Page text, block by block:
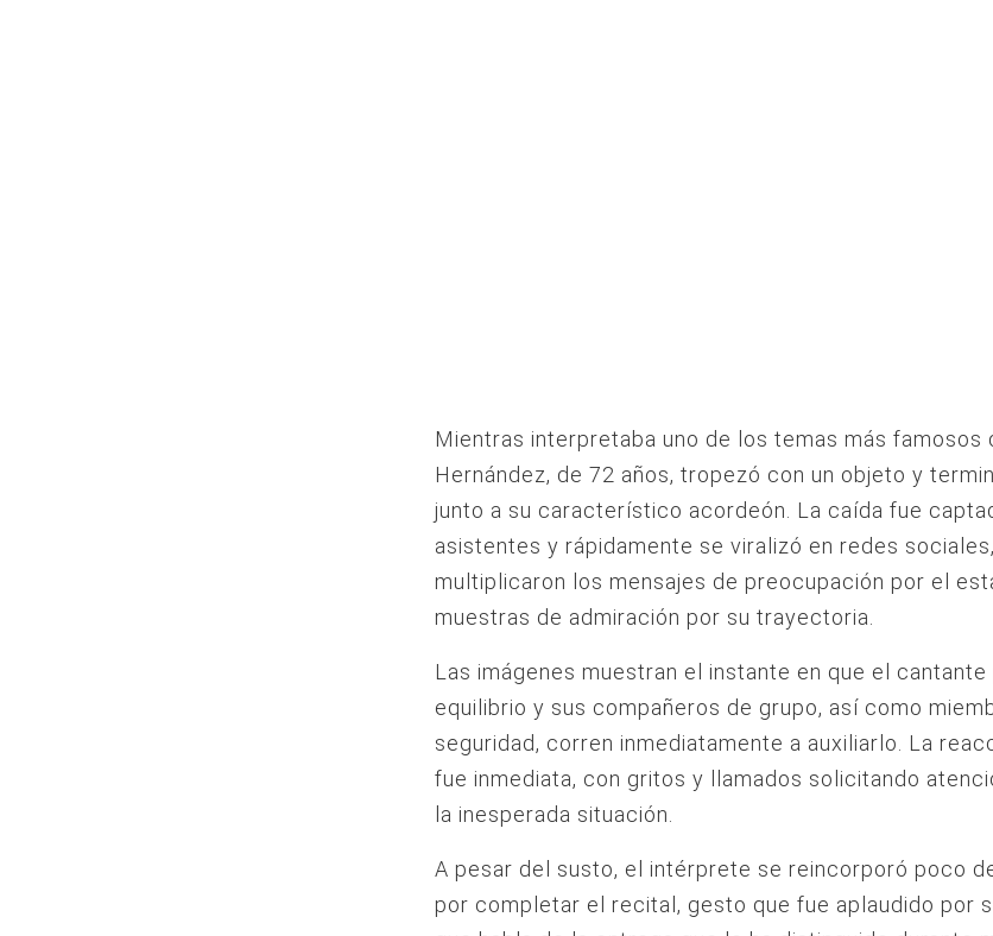
Mientras interpretaba uno de los temas más famosos
Hernández, de 72 años, tropezó con un objeto y
junto a su característico acordeón. La caída fue
asistentes y rápidamente se viralizó en redes
multiplicaron los mensajes de preocupación por el
muestras de admiración por su trayectoria.
Las imágenes muestran el instante en que el cantante
equilibrio y sus compañeros de grupo, así como
seguridad, corren inmediatamente a auxiliarlo. La
fue inmediata, con gritos y llamados solicitando
la inesperada situación.
A pesar del susto, el intérprete se reincorporó poco
por completar el recital, gesto que fue aplaudido por